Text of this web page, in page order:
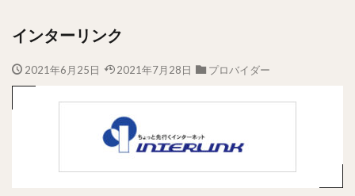
インターリンク
2021年6月25日 2021年7月28日 プロバイダー